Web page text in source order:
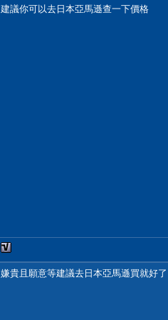
建議你可以去日本亞馬遜查一下價格
嫌貴且願意等建議去日本亞馬遜買就好